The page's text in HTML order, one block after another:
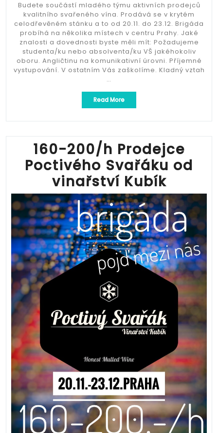
Budete součástí mladého týmu aktivních prodejců
kvalitního svařeného vína. Prodává se v krytém
celodřevěném stánku a to od 20.11. do 23.12. Brigáda
probíhá na několika místech v centru Prahy. Jaké
znalosti a dovednosti byste měli mít: Požadujeme
studenta/ku nebo absolventa/ku VŠ jakéhokoliv
oboru. Angličtinu na komunikativní úrovni. Příjemné
vystupování. V ostatním Vás zaškolíme. Kladný vztah
…
Read More„160-
200/h
Svařáku
od
vinařství
Kubík“
160-200/h Prodejce
Poctivého Svařáku od
vinařství Kubík